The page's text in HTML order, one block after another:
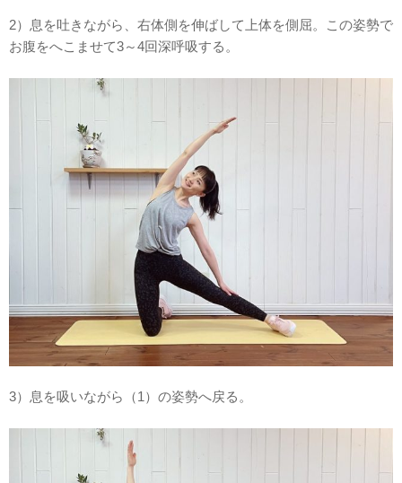
2）息を吐きながら、右体側を伸ばして上体を側屈。この姿勢で
お腹をへこませて3～4回深呼吸する。
3）息を吸いながら（1）の姿勢へ戻る。